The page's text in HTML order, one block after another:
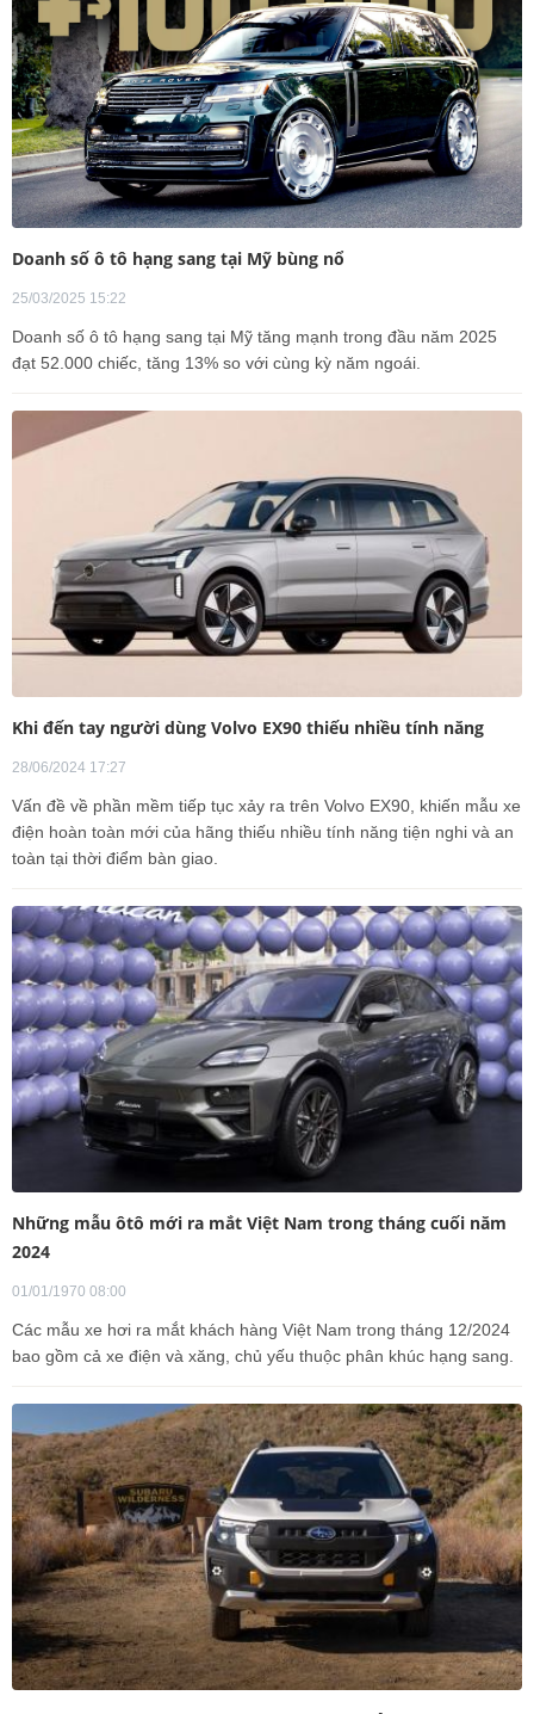
Doanh số ô tô hạng sang tại Mỹ bùng nổ
25/03/2025 15:22
Doanh số ô tô hạng sang tại Mỹ tăng mạnh trong đầu năm 2025
đạt 52.000 chiếc, tăng 13% so với cùng kỳ năm ngoái.
Khi đến tay người dùng Volvo EX90 thiếu nhiều tính năng
28/06/2024 17:27
Vấn đề về phần mềm tiếp tục xảy ra trên Volvo EX90, khiến mẫu xe
điện hoàn toàn mới của hãng thiếu nhiều tính năng tiện nghi và an
toàn tại thời điểm bàn giao.
Những mẫu ôtô mới ra mắt Việt Nam trong tháng cuối năm
2024
01/01/1970 08:00
Các mẫu xe hơi ra mắt khách hàng Việt Nam trong tháng 12/2024
bao gồm cả xe điện và xăng, chủ yếu thuộc phân khúc hạng sang.